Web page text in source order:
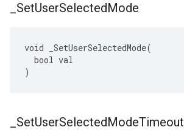
SetUserSelectedMode
void _SetUserSelectedMode(
  bool val
)
SetUserSelectedModeTimeout